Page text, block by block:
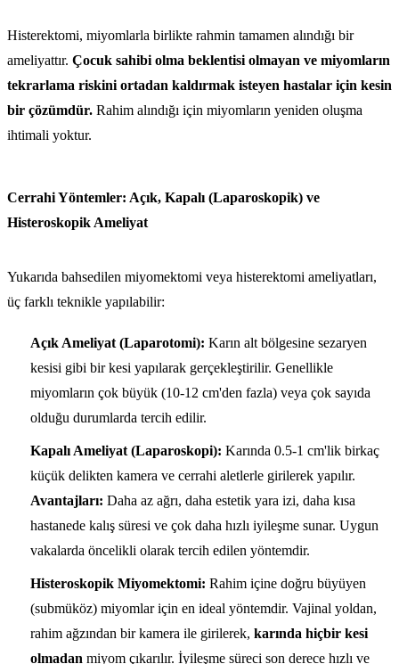
Histerektomi, miyomlarla birlikte rahmin tamamen alındığı bir
ameliyattır. Çocuk sahibi olma beklentisi olmayan ve miyomların
tekrarlama riskini ortadan kaldırmak isteyen hastalar için kesin
bir çözümdür. Rahim alındığı için miyomların yeniden oluşma
ihtimali yoktur.
Cerrahi Yöntemler: Açık, Kapalı (Laparoskopik) ve
Histeroskopik Ameliyat
Yukarıda bahsedilen miyomektomi veya histerektomi ameliyatları,
üç farklı teknikle yapılabilir:
Açık Ameliyat (Laparotomi): Karın alt bölgesine sezaryen
kesisi gibi bir kesi yapılarak gerçekleştirilir. Genellikle
miyomların çok büyük (10-12 cm'den fazla) veya çok sayıda
olduğu durumlarda tercih edilir.
Kapalı Ameliyat (Laparoskopi): Karında 0.5-1 cm'lik birkaç
küçük delikten kamera ve cerrahi aletlerle girilerek yapılır.
Avantajları: Daha az ağrı, daha estetik yara izi, daha kısa
hastanede kalış süresi ve çok daha hızlı iyileşme sunar. Uygun
vakalarda öncelikli olarak tercih edilen yöntemdir.
Histeroskopik Miyomektomi: Rahim içine doğru büyüyen
(submüköz) miyomlar için en ideal yöntemdir. Vajinal yoldan,
rahim ağzından bir kamera ile girilerek, karında hiçbir kesi
olmadanmiyom çıkarılır. İyileşme süreci son derece hızlı ve